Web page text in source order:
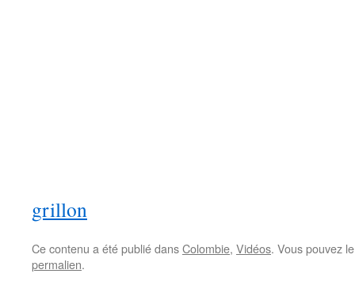
grillon
Ce contenu a été publié dansColombie, Vidéos. Vous pouvez
permalien.